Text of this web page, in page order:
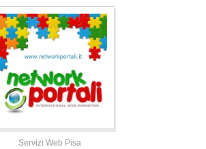
Servizi Web Pisa